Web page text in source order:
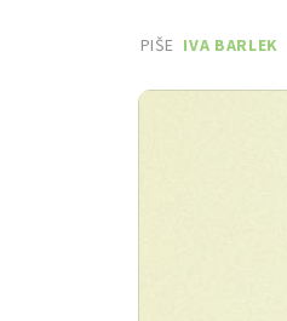
PIŠE IVA BARLEK